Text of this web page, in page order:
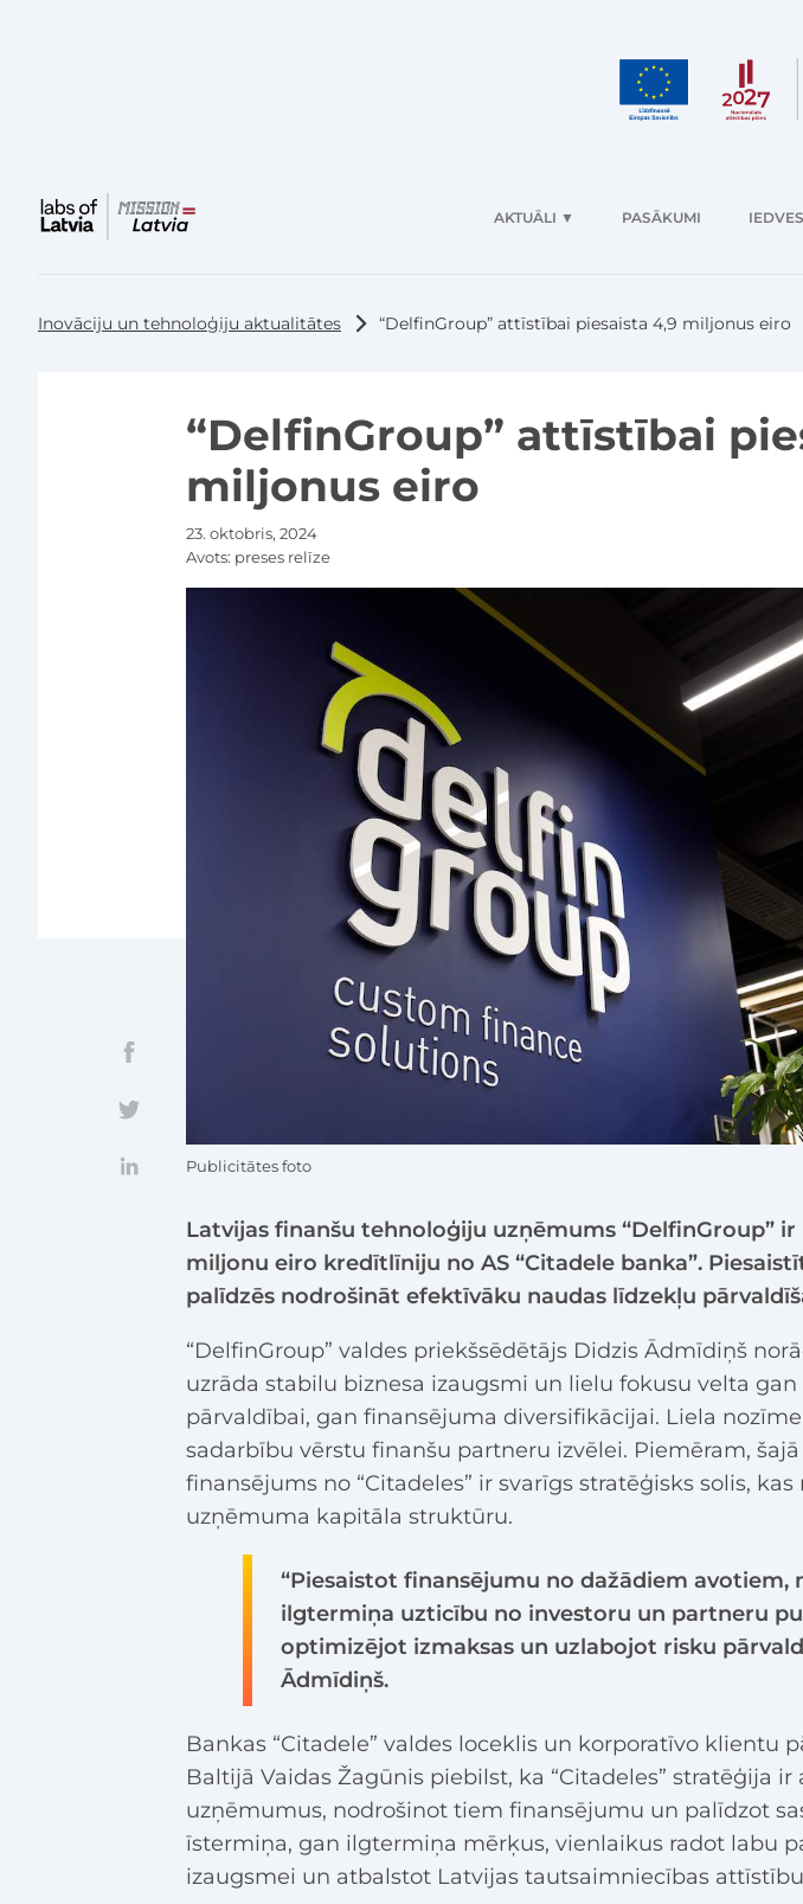
AKTUĀLI ▼ PASĀKUMI
Inovāciju un tehnoloģiju aktualitātes “DelfinGroup” attīstībai piesaista 4,9 miljonus eiro
“DelfinGroup” attīstībai
miljonus eiro
23. oktobris, 2024
Avots: preses relīze
Latvijas finanšu tehnoloģiju uzņēmums “DelfinGroup” ir
miljonu eiro kredītlīniju no AS “Citadele banka”.
palīdzēs nodrošināt efektīvāku naudas līdzekļu
“DelfinGroup” valdes priekšsēdētājs Didzis Ādmīdiņš
uzrāda stabilu biznesa izaugsmi un lielu fokusu velta
pārvaldībai, gan finansējuma diversifikācijai. Liela
sadarbību vērstu finanšu partneru izvēlei. Piemēram,
finansējums no “Citadeles” ir svarīgs stratēģisks solis,
uzņēmuma kapitāla struktūru.
“Piesaistot finansējumu no dažādiem avotiem,
ilgtermiņa uzticību no investoru un partneru
optimizējot izmaksas un uzlabojot risku
Ādmīdiņš.
Bankas “Citadele” valdes loceklis un korporatīvo klientu
Baltijā Vaidas Žagūnis piebilst, ka “Citadeles” stratēģija
uzņēmumus, nodrošinot tiem finansējumu un palīdzot
īstermiņa, gan ilgtermiņa mērķus, vienlaikus radot labu
izaugsmei un atbalstot Latvijas tautsaimniecības
Publicitātes foto